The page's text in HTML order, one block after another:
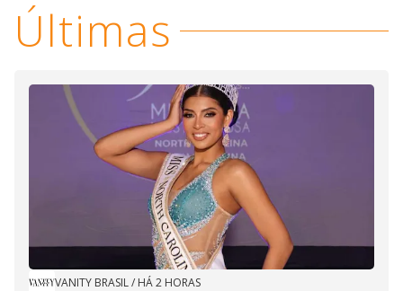
Últimas
VANITY BRASIL/ HÁ 2 HORAS